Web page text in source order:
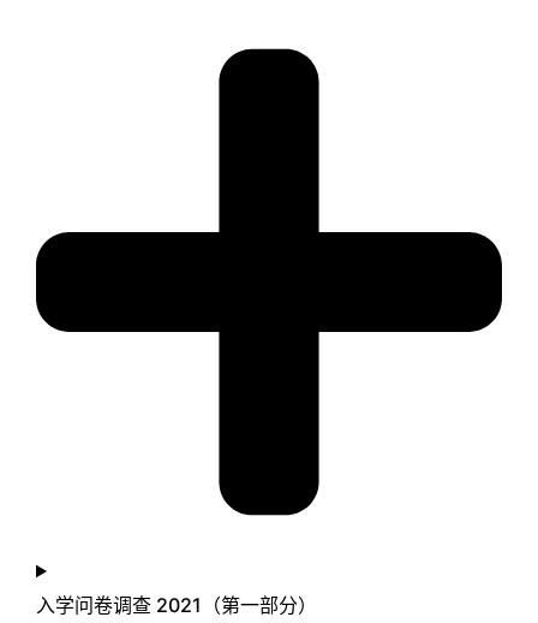
入学问卷调查 2021（第一部分）